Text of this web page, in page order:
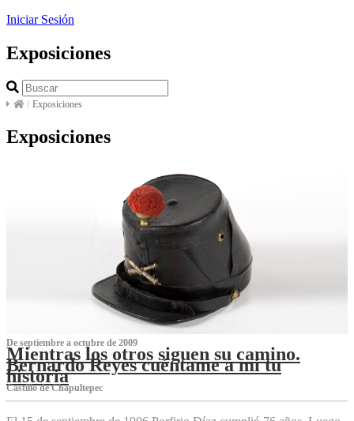
Iniciar Sesión
Exposiciones
/ Exposiciones
Exposiciones
De septiembre a octubre de 2009
Mientras los otros siguen su camino.
Bernardo Reyes cuéntame a mí tu
historia
Castillo de Chapultepec